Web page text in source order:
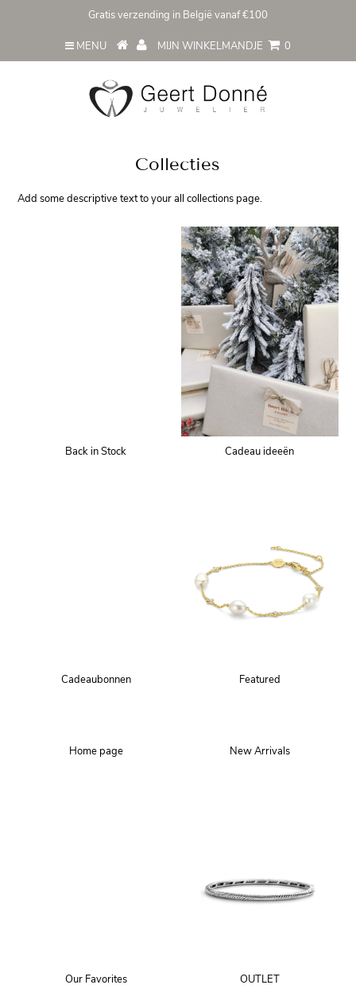
Gratis verzending in België vanaf €100
MENU MIJN WINKELMANDJE 0
Collecties
Add some descriptive text to your all collections page.
Back in Stock Cadeau ideeën
Cadeaubonnen Featured
Home page New Arrivals
Our Favorites OUTLET